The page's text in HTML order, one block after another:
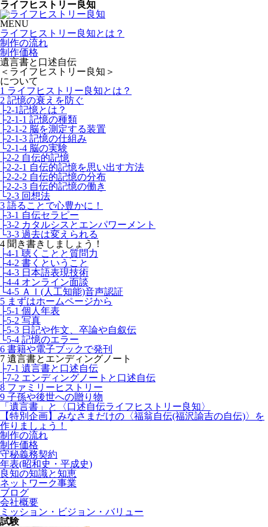
ライフヒストリー良知
MENU
ライフヒストリー良知とは？
制作の流れ
制作価格
遺言書と口述自伝
＜ライフヒストリー良知＞
について
1 ライフヒストリー良知とは？
2 記憶の衰えを防ぐ
├2-1記憶とは？
├2-1-1 記憶の種類
├2-1-2 脳を測定する装置
├2-1-3 記憶の仕組み
└2-1-4 脳の実験
├2-2 自伝的記憶
├2-2-1 自伝的記憶を思い出す方法
├2-2-2 自伝的記憶の分布
├2-2-3 自伝的記憶の働き
└2-3 回想法
3 語ることで心豊かに！
├3-1 自伝セラピー
├3-2 カタルシスとエンパワーメント
└3-3 過去は変えられる
4 聞き書きしましょう！
├4-1 聴くことと質問力
├4-2 書くということ
├4-3 日本語表現技術
├4-4 オンライン面談
└4-5 ＡＩ(人工知能)音声認証
5 まずはホームページから
├5-1 個人年表
├5-2 写真
├5-3 日記や作文、卒論や自叙伝
└5-4 記憶のエラー
6 書籍や電子ブックで発刊
7 遺言書とエンディングノート
├7-1 遺言書と口述自伝
├7-2 エンディングノートと口述自伝
8 ファミリーヒストリー
9 子孫や後世への贈り物
「遺言書」と〈口述自伝ライフヒストリー良知〉
【特別企画】みなさまだけの〈福翁自伝(福沢諭吉の自伝)〉を
作りましょう！
制作の流れ
制作価格
守秘義務契約
年表(昭和史・平成史)
良知の知識と知恵
ネットワーク事業
ブログ
会社概要
ミッション・ビジョン・バリュー
試験